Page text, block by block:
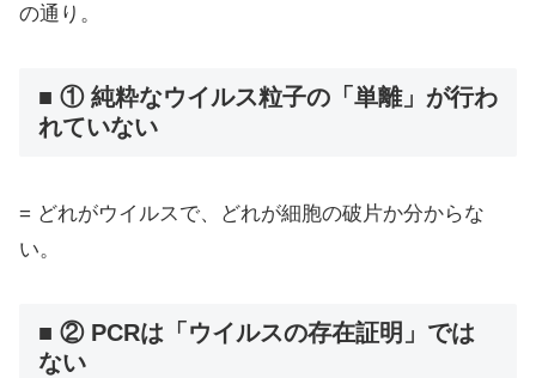
の通り。
■ ① 純粋なウイルス粒子の「単離」が行わ
れていない
= どれがウイルスで、どれが細胞の破片か分からな
い。
■ ② PCRは「ウイルスの存在証明」では
ない